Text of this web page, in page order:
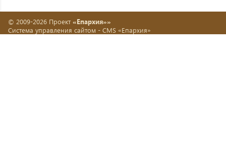
© 2009-2026 Проект «Епархия»»
Система управления сайтом - CMS «Епархия»